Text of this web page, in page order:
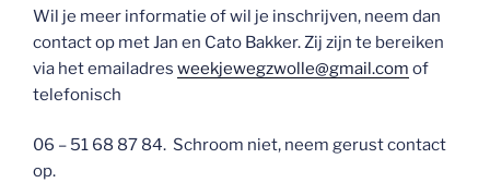
Wil je meer informatie of wil je inschrijven, neem dan
contact op met Jan en Cato Bakker. Zij zijn te bereiken
via het emailadres weekjewegzwolle@gmail.com of
telefonisch
06 – 51 68 87 84. Schroom niet, neem gerust contact
op.